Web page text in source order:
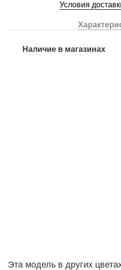
Условия
Наличие в магазинах
Эта модель в других